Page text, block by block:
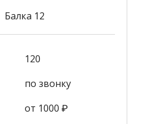
Балка 12
120
по звонку
от 1000 ₽